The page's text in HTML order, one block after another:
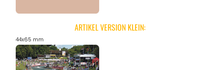
ARTIKEL VERSION KLEIN:
44x65 mm